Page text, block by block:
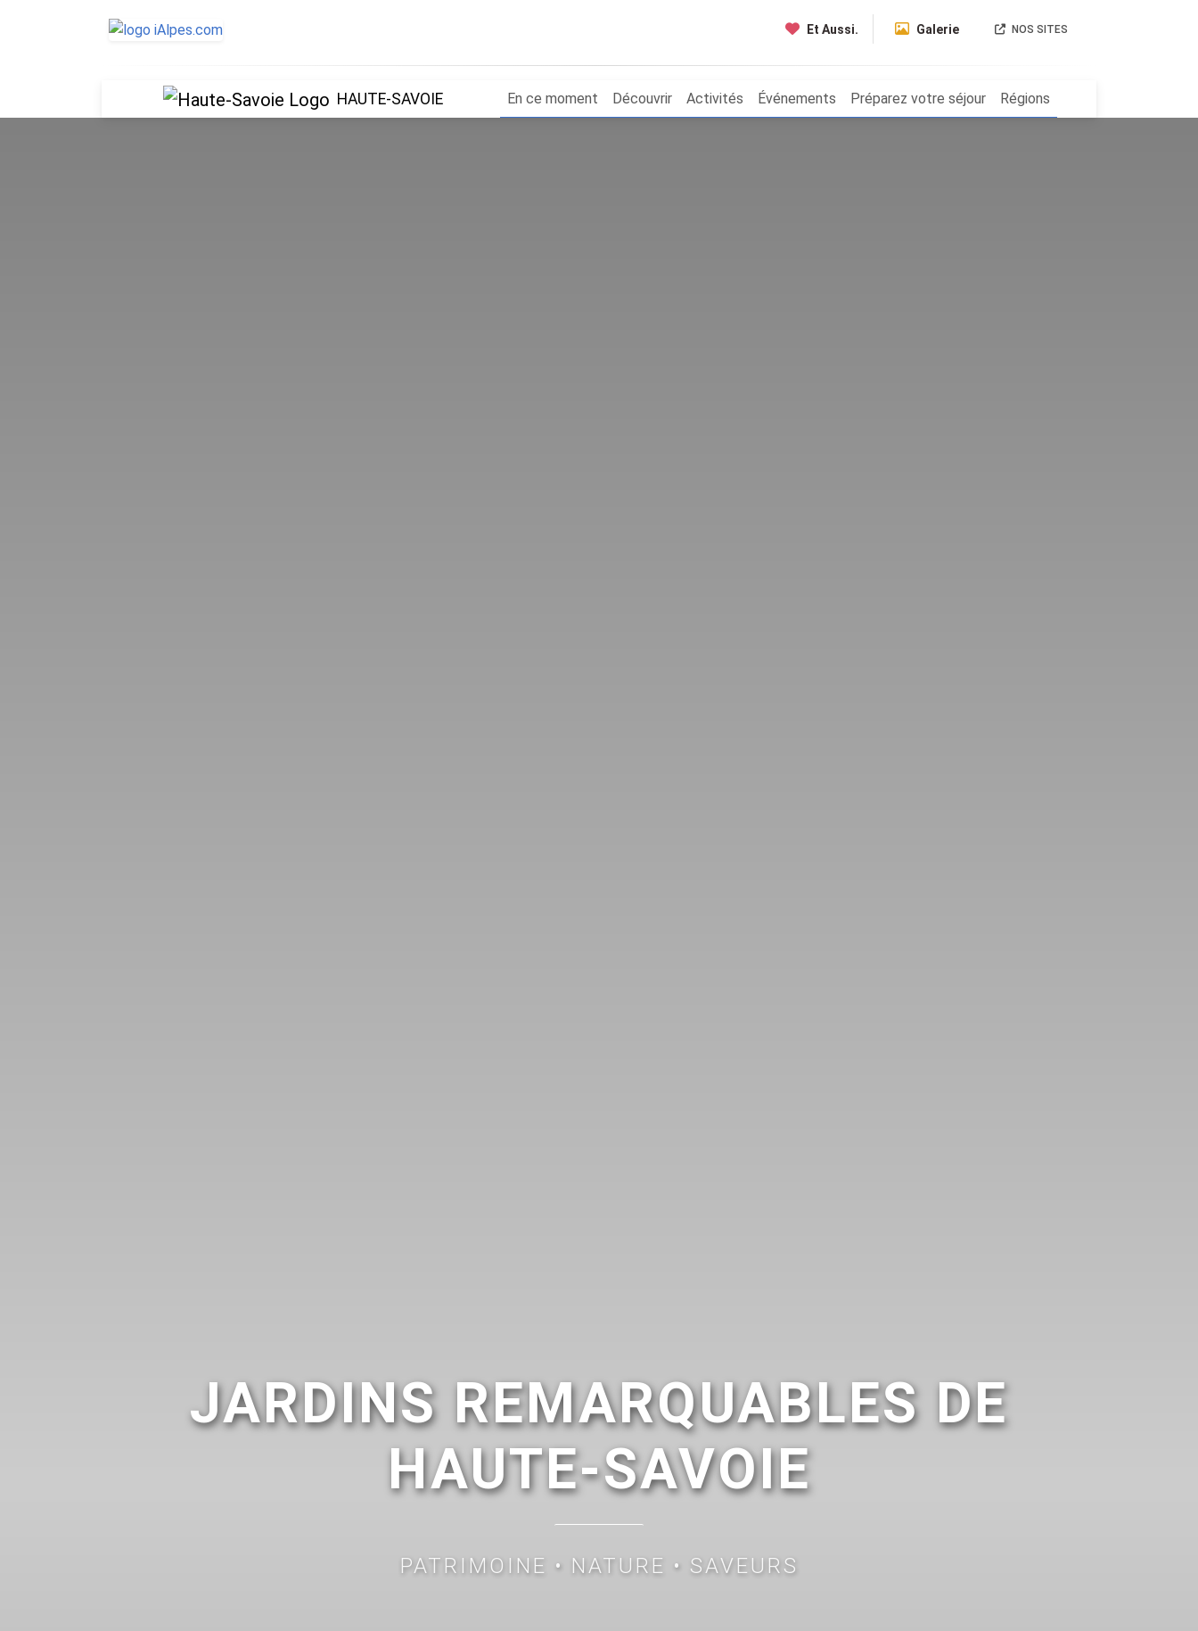
Et Aussi. Galerie NOS SITES
HAUTE-SAVOIE En ce moment Découvrir Activités Événements Préparez votre séjour Régions
JARDINS REMARQUABLES DE
HAUTE-SAVOIE
PATRIMOINE • NATURE • SAVEURS